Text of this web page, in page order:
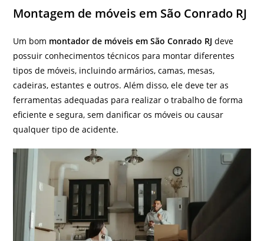
Montagem de móveis em São Conrado RJ
Um bom montador de móveis em São Conrado RJ deve
possuir conhecimentos técnicos para montar diferentes
tipos de móveis, incluindo armários, camas, mesas,
cadeiras, estantes e outros. Além disso, ele deve ter as
ferramentas adequadas para realizar o trabalho de forma
eficiente e segura, sem danificar os móveis ou causar
qualquer tipo de acidente.